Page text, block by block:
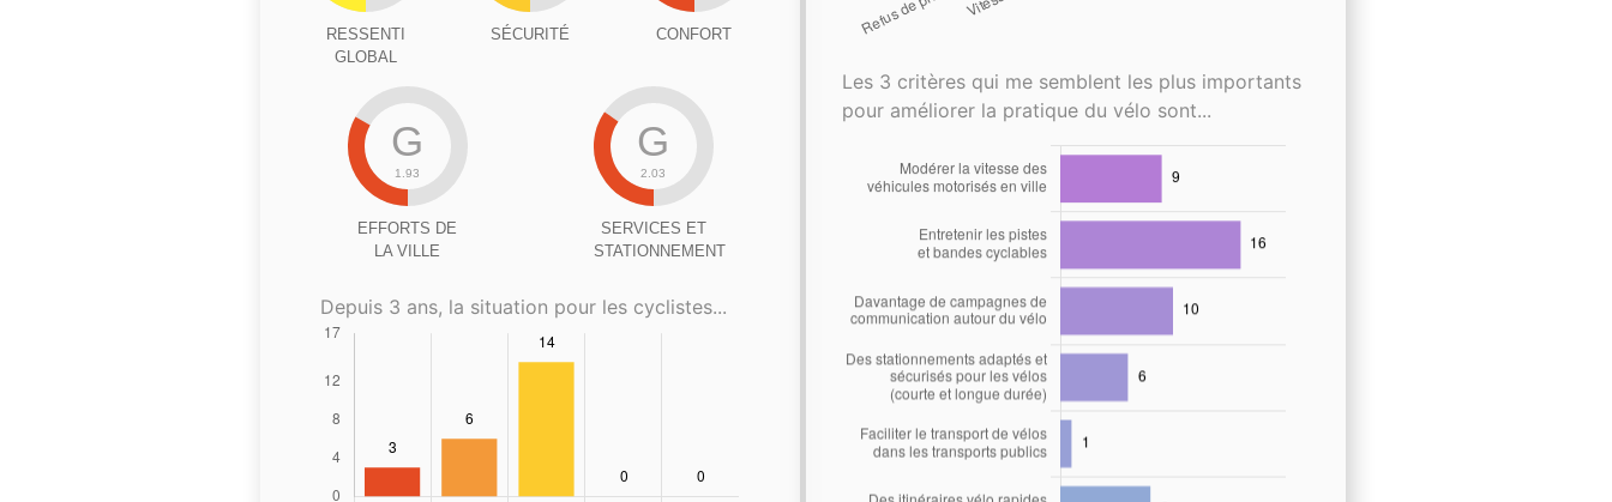
RESSENTI
GLOBAL
SÉCURITÉ CONFORT
G
1.93
EFFORTS DE
LA VILLE
G
2.03
SERVICES ET
STATIONNEMENT
Depuis 3 ans, la situation pour les cyclistes...
Les 3 critères qui me semblent les plus importants
pour améliorer la pratique du vélo sont...